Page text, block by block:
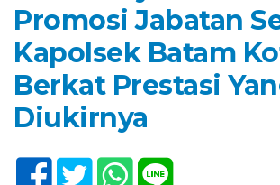
Promosi Jabatan
Kapolsek Batam
Berkat Prestasi
Diukirnya